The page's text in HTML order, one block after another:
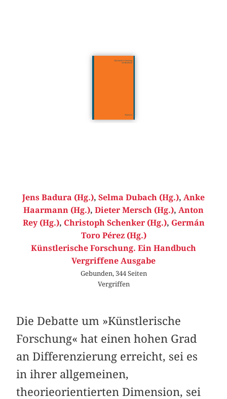
Jens Badura (Hg.), Selma Dubach (Hg.), Anke
Haarmann (Hg.), Dieter Mersch (Hg.), Anton
Rey (Hg.), Christoph Schenker (Hg.), Germán
Toro Pérez (Hg.)
Künstlerische Forschung. Ein Handbuch
Vergriffene Ausgabe
Gebunden, 344 Seiten
Vergriffen
Die Debatte um »Künstlerische
Forschung« hat einen hohen Grad
an Differenzierung erreicht, sei es
in ihrer allgemeinen,
theorieorientierten Dimension, sei